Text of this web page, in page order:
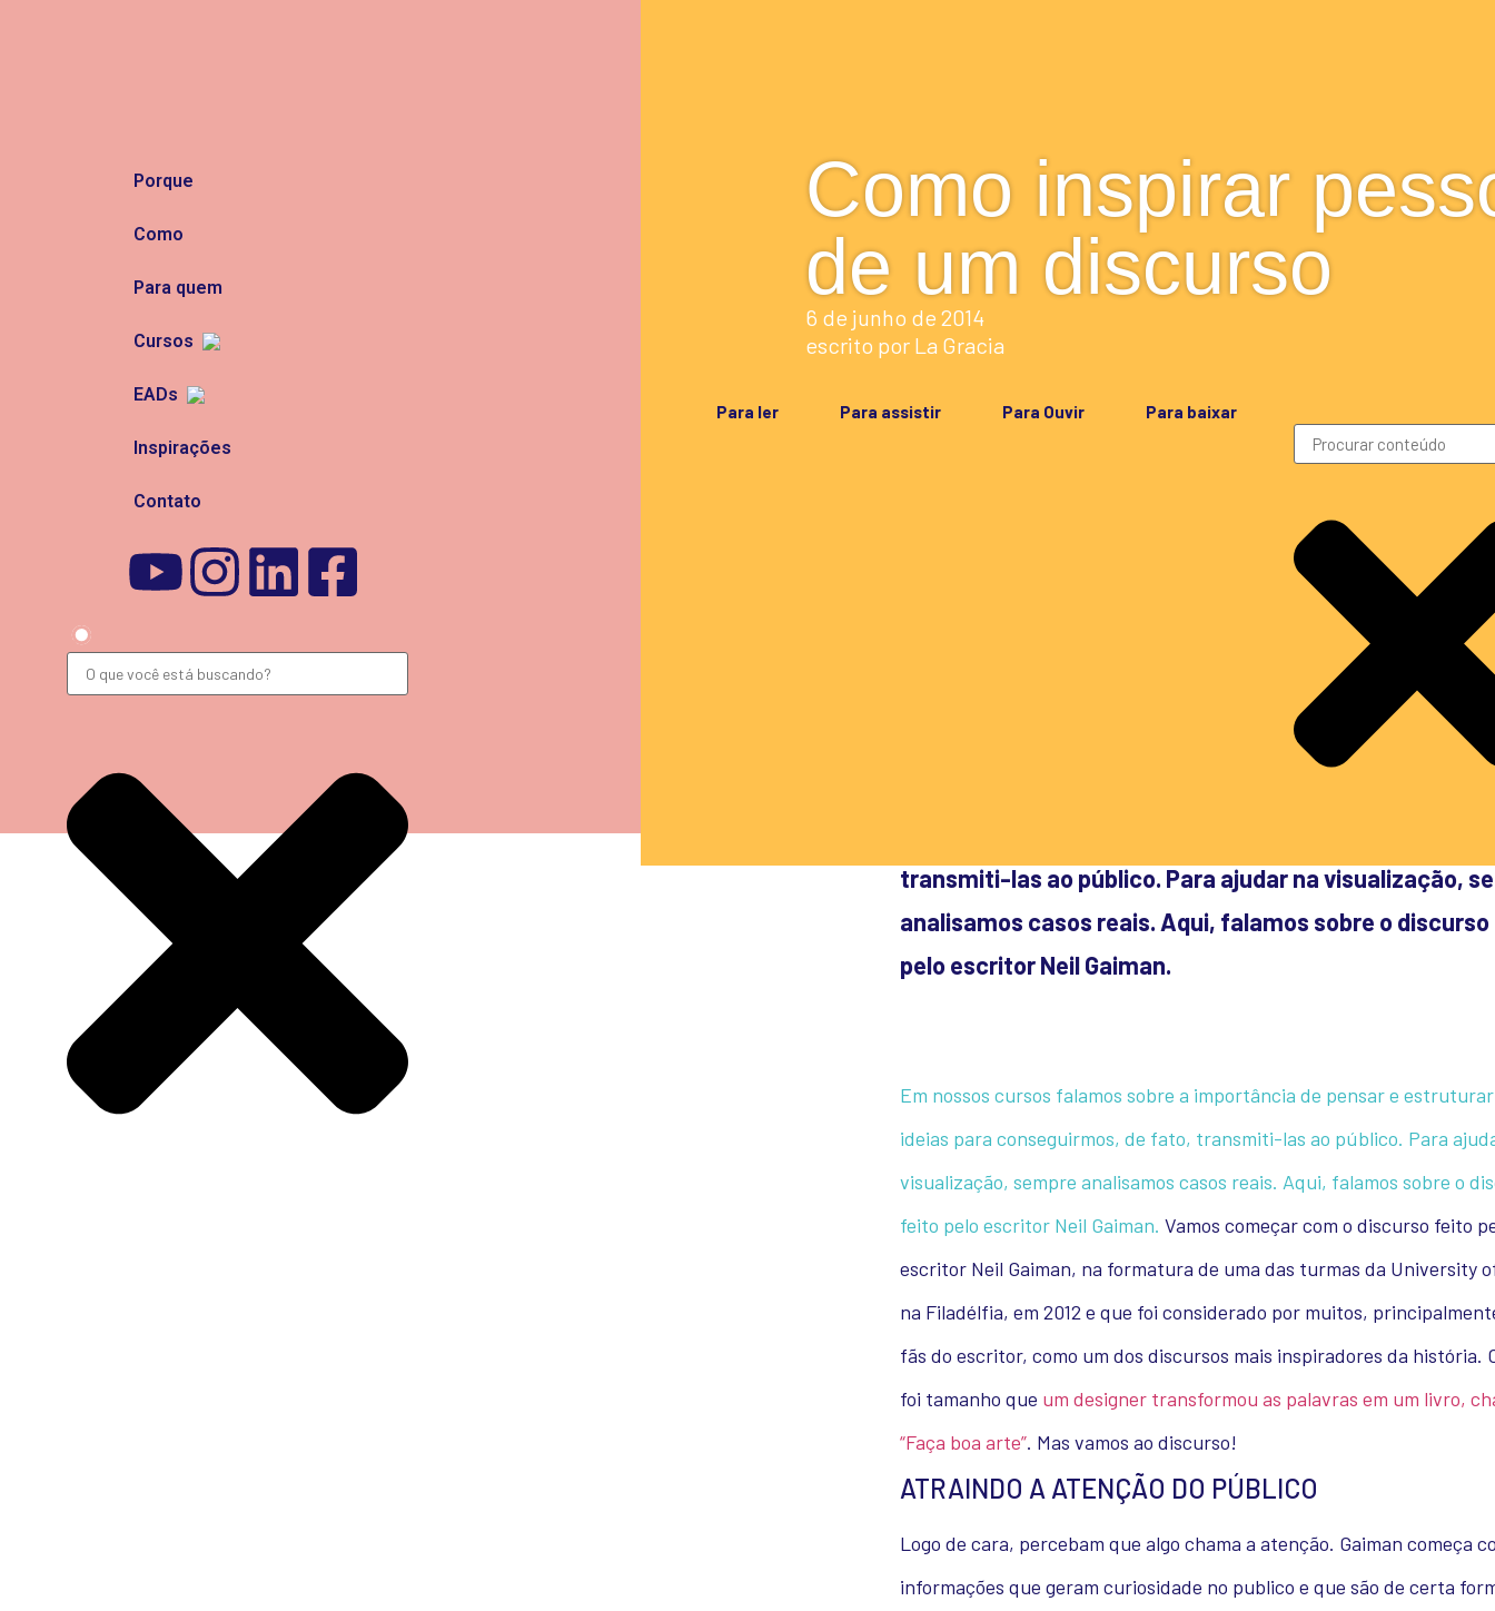
Porque
Como
Para quem
Cursos
EADs
Inspirações
Contato
Como inspirar
de um discurso
6 de junho de 2014
escrito por La Gracia
Para ler Para assistir Para Ouvir Para baixar
transmiti-las ao público. Para ajudar na visualização,
analisamos casos reais. Aqui, falamos sobre o
pelo escritor Neil Gaiman.
Em nossos cursos falamos sobre a importância de pensar e
ideias para conseguirmos, de fato, transmiti-las ao público. Para
visualização, sempre analisamos casos reais. Aqui, falamos sobre o
feito pelo escritor Neil Gaiman. Vamos começar com o discurso feito
escritor Neil Gaiman, na formatura de uma das turmas da University
na Filadélfia, em 2012 e que foi considerado por muitos,
fãs do escritor, como um dos discursos mais inspiradores da história.
foi tamanho que um designer transformou as palavras em um livro,
“Faça boa arte”. Mas vamos ao discurso!
ATRAINDO A ATENÇÃO DO PÚBLICO
Logo de cara, percebam que algo chama a atenção. Gaiman começa
informações que geram curiosidade no publico e que são de certa